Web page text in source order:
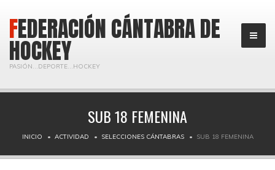
FEDERACIÓN CÁNTABRA DE
HOCKEY
PASIÓN...DEPORTE...HOCKEY
SUB 18 FEMENINA
INICIO ACTIVIDAD SELECCIONES CÁNTABRAS SUB 18 FEMENINA